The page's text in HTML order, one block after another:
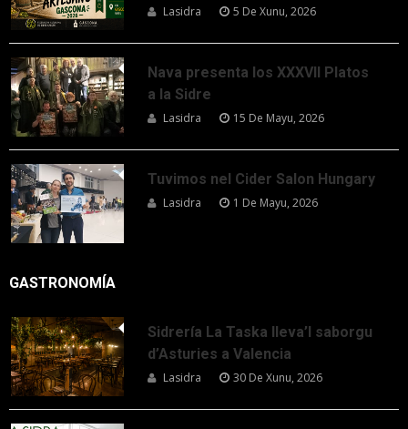
Lasidra 5 De Xunu, 2026
Nava presenta los XXXVII Platos
a la Sidre
Lasidra 15 De Mayu, 2026
Tuvimos nel Cider Salon Hungary
Lasidra 1 De Mayu, 2026
GASTRONOMÍA
Sidrería La Taska lleva’l saborgu
d’Asturies a Valencia
Lasidra 30 De Xunu, 2026